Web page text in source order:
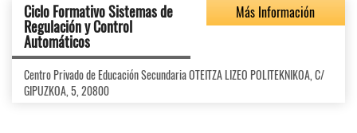
Ciclo Formativo Sistemas de
Regulación y Control
Automáticos
Más Información
Centro Privado de Educación Secundaria OTEITZA LIZEO POLITEKNIKOA, C/
GIPUZKOA, 5, 20800